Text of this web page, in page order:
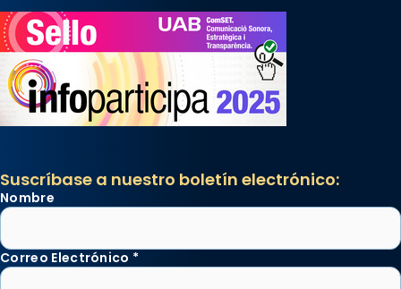
Suscríbase a nuestro boletín electrónico:
Nombre
Correo Electrónico *